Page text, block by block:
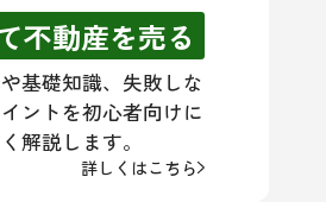
不動産を売る
基礎知識、失敗しな
ントを初心者向けに
解説します。
詳しくはこちら